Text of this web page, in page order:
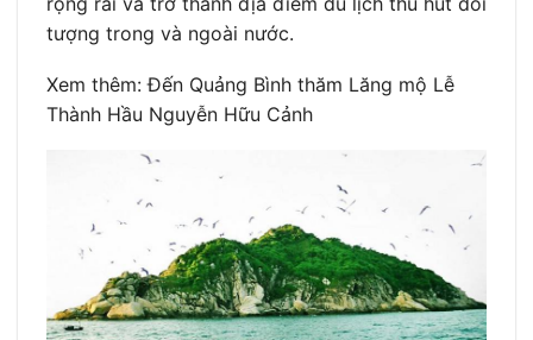
tượng trong và ngoài nước.
Xem thêm: Đến Quảng Bình thăm Lăng mộ Lễ
Thành Hầu Nguyễn Hữu Cảnh